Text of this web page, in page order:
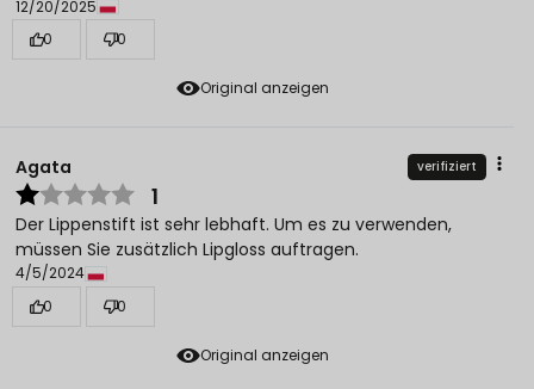
Original anzeigen
12/20/2025
0
0
Original anzeigen
Agata verifiziert
1
Der Lippenstift ist sehr lebhaft. Um es zu verwenden,
müssen Sie zusätzlich Lipgloss auftragen.
4/5/2024
0
0